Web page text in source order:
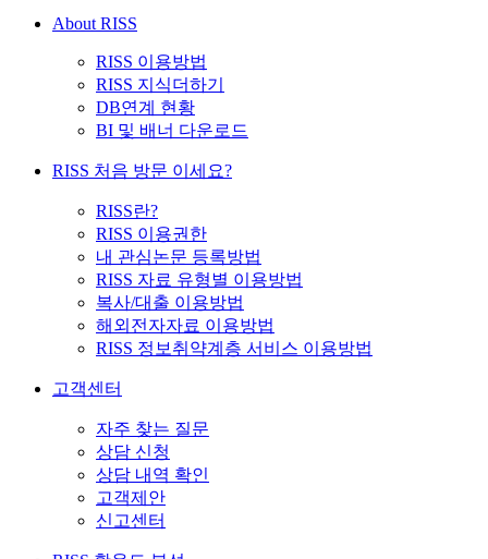
About RISS
RISS 이용방법
RISS 지식더하기
DB연계 현황
BI 및 배너 다운로드
RISS 처음 방문 이세요?
RISS란?
RISS 이용권한
내 관심논문 등록방법
RISS 자료 유형별 이용방법
복사/대출 이용방법
해외전자자료 이용방법
RISS 정보취약계층 서비스 이용방법
고객센터
자주 찾는 질문
상담 신청
상담 내역 확인
고객제안
신고센터